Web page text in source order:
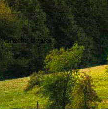
Úřední deska